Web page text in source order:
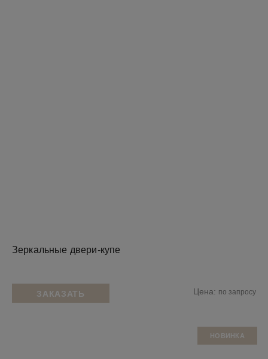
Зеркальные двери-купе
ЗАКАЗАТЬ Цена: по запросу
НОВИНКА